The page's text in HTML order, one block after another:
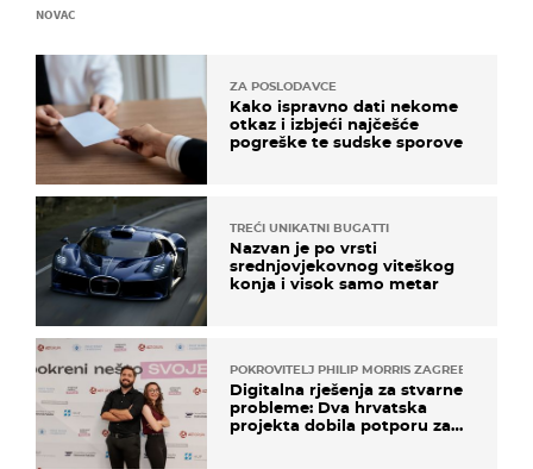
NOVAC
ZA POSLODAVCE
Kako ispravno dati nekome
otkaz i izbjeći najčešće
pogreške te sudske sporove
TREĆI UNIKATNI BUGATTI
Nazvan je po vrsti
srednjovjekovnog viteškog
konja i visok samo metar
POKROVITELJ PHILIP MORRIS ZAGREB
Digitalna rješenja za stvarne
probleme: Dva hrvatska
projekta dobila potporu za